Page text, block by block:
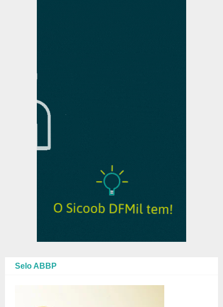
Selo ABBP